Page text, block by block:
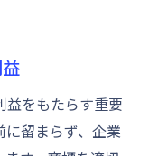
益をもたらす重要
留まらず、企業